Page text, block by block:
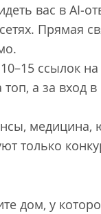
вас в
Прямая
ссылок на
а за вход в
медицина,
только
дом, у